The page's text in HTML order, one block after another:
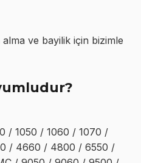
ve bayilik için bizimle
/ 1050 / 1060 / 1070 /
/ 4660 / 4800 / 6550 /